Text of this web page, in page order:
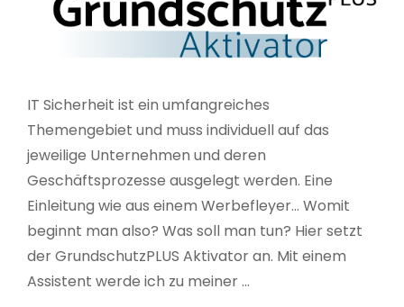
IT Sicherheit ist ein umfangreiches
Themengebiet und muss individuell auf das
jeweilige Unternehmen und deren
Geschäftsprozesse ausgelegt werden. Eine
Einleitung wie aus einem Werbefleyer… Womit
beginnt man also? Was soll man tun? Hier setzt
der GrundschutzPLUS Aktivator an. Mit einem
Assistent werde ich zu meiner …